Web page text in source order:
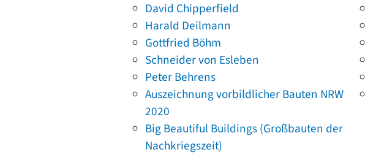
David Chipperfield
Harald Deilmann
Gottfried Böhm
Schneider von Esleben
Peter Behrens
Auszeichnung vorbildlicher Bauten NRW
2020
Big Beautiful Buildings (Großbauten der
Nachkriegszeit)